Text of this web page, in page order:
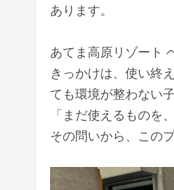
あります。
あてま高原リゾート
きっかけは、使い終
ても環境が整わない
「まだ使えるものを
その問いから、この